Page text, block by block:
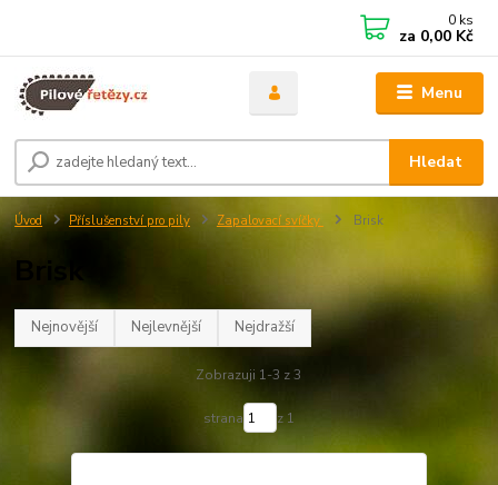
Menu
Hledat
0 ks
za 0,00 Kč
Úvod Příslušenství pro pily Zapalovací svíčky Brisk
Brisk
Nejnovější Nejlevnější Nejdražší
Zobrazuji 1-3 z 3
strana z 1